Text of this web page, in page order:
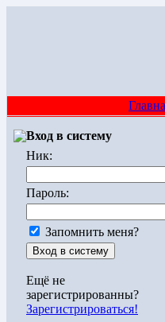
Вход в систему
Ник:
Пароль:
Запомнить меня?
Ещё не
зарегистрированны?
Зарегистрироваться!